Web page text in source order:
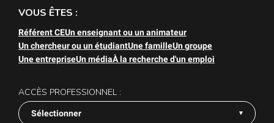
VOUS ÊTES :
Référent CEUn enseignant ou un animateur
Un chercheur ou un étudiantUne familleUn groupe
Une entrepriseUn médiaÀ la recherche d'un emploi
ACCÈS PROFESSIONNEL :
Sélectionner